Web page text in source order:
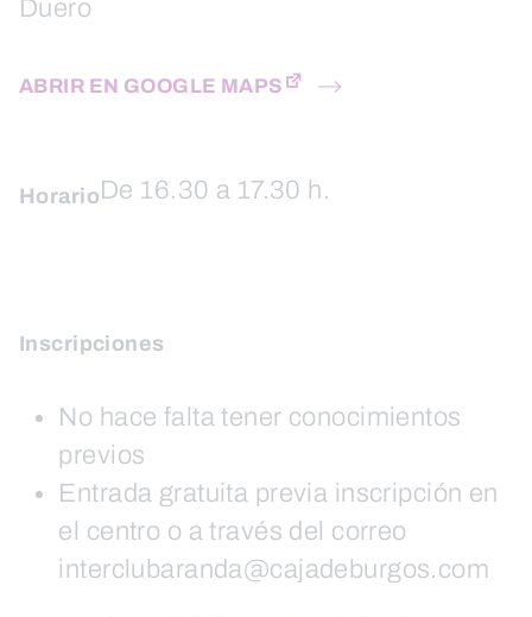
Duero
ABRIR EN GOOGLE MAPS
HorarioDe 16.30 a 17.30 h.
Inscripciones
No hace falta tener conocimientos
previos
Entrada gratuita previa inscripción en
el centro o a través del correo
interclubaranda@cajadeburgos.com